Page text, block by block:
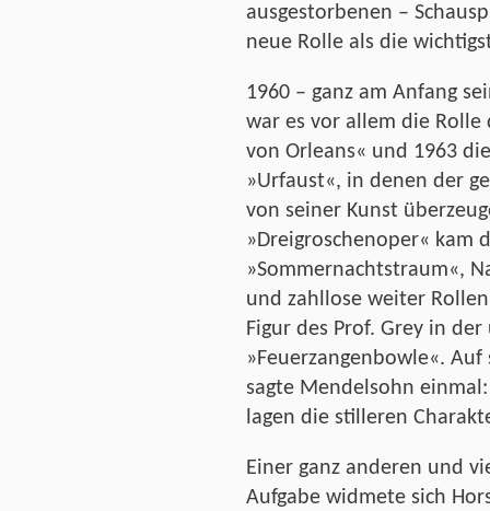
ausgestorbenen –
neue Rolle als die
1960 – ganz am Anfang
war es vor allem die Rolle
von Orleans« und 1963
»Urfaust«, in denen der
von seiner Kunst
»Dreigroschenoper« kam
»Sommernachtstraum«,
und zahllose weiter
Figur des Prof. Grey in
»Feuerzangenbowle«.
sagte Mendelsohn
lagen die stilleren
Einer ganz anderen und
Aufgabe widmete sich